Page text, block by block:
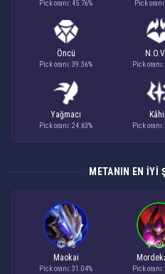
Pick oranı: 45.76% Pick
Öncü
Pick oranı: 39.36% Pick
Yağmacı
Pick oranı: 24.83% Pick
METANIN EN IYI
Maokai
Pick oranı: 31.04% Pick